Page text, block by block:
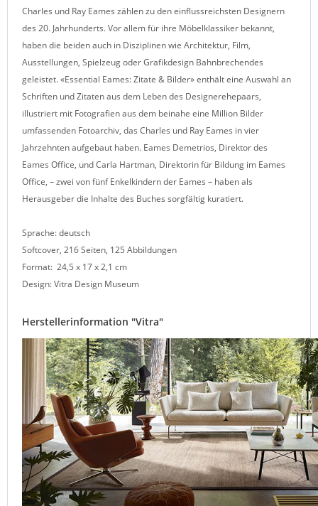
Charles und Ray Eames zählen zu den einflussreichsten Designern
des 20. Jahrhunderts. Vor allem für ihre Möbelklassiker bekannt,
haben die beiden auch in Disziplinen wie Architektur, Film,
Ausstellungen, Spielzeug oder Grafikdesign Bahnbrechendes
geleistet. «Essential Eames: Zitate & Bilder» enthält eine Auswahl an
Schriften und Zitaten aus dem Leben des Designerehepaars,
illustriert mit Fotografien aus dem beinahe eine Million Bilder
umfassenden Fotoarchiv, das Charles und Ray Eames in vier
Jahrzehnten aufgebaut haben. Eames Demetrios, Direktor des
Eames Office, und Carla Hartman, Direktorin für Bildung im Eames
Office, – zwei von fünf Enkelkindern der Eames – haben als
Herausgeber die Inhalte des Buches sorgfältig kuratiert.
Sprache: deutsch
Softcover, 216 Seiten, 125 Abbildungen
Format: 24,5 x 17 x 2,1 cm
Design: Vitra Design Museum
Herstellerinformation "Vitra"